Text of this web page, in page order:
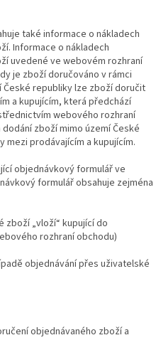
také informace o nákladech
Informace o nákladech
uvedené ve webovém rozhraní
je zboží doručováno v rámci
České republiky lze zboží doručit
a kupujícím, která předchází
webového rozhraní
zboží mimo území České
prodávajícím a kupujícím.
objednávkový formulář ve
formulář obsahuje zejména
zboží „vloží“ kupující do
rozhraní obchodu)
objednávání přes uživatelské
objednávaného zboží a